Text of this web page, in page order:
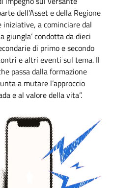
dell’Asset e della Regione
a cominciare dal
giungla’ condotta da dieci
di primo e secondo
e altri eventi sul tema. Il
passa dalla formazione
a mutare l’approccio
e al valore della vita”.